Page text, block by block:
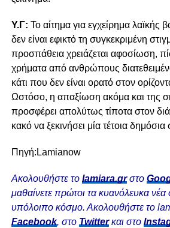
Υ.Γ: Το αίτημα για εγχείρημα
δεν είναι εφικτό τη συγκεκριμένη
προσπάθεια χρειάζεται αφοσίωση,
χρήματα από ανθρώπους
κάτι που δεν είναι ορατό στον
Ωστόσο, η απαξίωση ακόμα και της
προσφέρει απολύτως τίποτα στον
κακό να ξεκινήσει μία τέτοια
Πηγή:Lamianow
Ακολουθήστε το lamiara.grστο
μαθαίνετε πρώτοι τα κυανόλευκα
υπόλοιπο κόσμο. Ακολουθήστε το
Facebook, στο Twitterκαι στο